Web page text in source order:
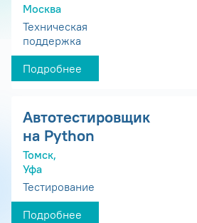
Москва
Техническая
поддержка
Подробнее
Автотестировщик
на Python
Томск,
Уфа
Тестирование
Подробнее